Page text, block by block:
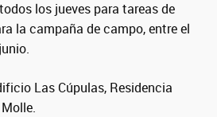
todos los jueves para tareas de
la campaña de campo, entre el
Las Cúpulas, Residencia